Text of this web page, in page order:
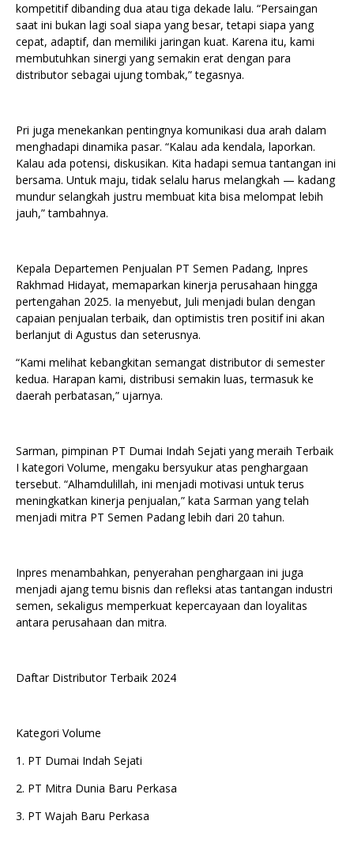
kompetitif dibanding dua atau tiga dekade lalu. “Persaingan
saat ini bukan lagi soal siapa yang besar, tetapi siapa yang
cepat, adaptif, dan memiliki jaringan kuat. Karena itu, kami
membutuhkan sinergi yang semakin erat dengan para
distributor sebagai ujung tombak,” tegasnya.
Pri juga menekankan pentingnya komunikasi dua arah dalam
menghadapi dinamika pasar. “Kalau ada kendala, laporkan.
Kalau ada potensi, diskusikan. Kita hadapi semua tantangan ini
bersama. Untuk maju, tidak selalu harus melangkah — kadang
mundur selangkah justru membuat kita bisa melompat lebih
jauh,” tambahnya.
Kepala Departemen Penjualan PT Semen Padang, Inpres
Rakhmad Hidayat, memaparkan kinerja perusahaan hingga
pertengahan 2025. Ia menyebut, Juli menjadi bulan dengan
capaian penjualan terbaik, dan optimistis tren positif ini akan
berlanjut di Agustus dan seterusnya.
“Kami melihat kebangkitan semangat distributor di semester
kedua. Harapan kami, distribusi semakin luas, termasuk ke
daerah perbatasan,” ujarnya.
Sarman, pimpinan PT Dumai Indah Sejati yang meraih Terbaik
I kategori Volume, mengaku bersyukur atas penghargaan
tersebut. “Alhamdulillah, ini menjadi motivasi untuk terus
meningkatkan kinerja penjualan,” kata Sarman yang telah
menjadi mitra PT Semen Padang lebih dari 20 tahun.
Inpres menambahkan, penyerahan penghargaan ini juga
menjadi ajang temu bisnis dan refleksi atas tantangan industri
semen, sekaligus memperkuat kepercayaan dan loyalitas
antara perusahaan dan mitra.
Daftar Distributor Terbaik 2024
Kategori Volume
1. PT Dumai Indah Sejati
2. PT Mitra Dunia Baru Perkasa
3. PT Wajah Baru Perkasa